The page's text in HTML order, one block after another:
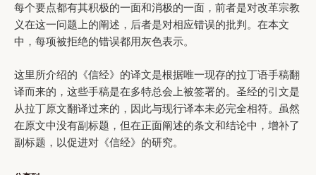
每个要点都有其积极的一面和消极的一面，前者是对改革宗教
义在这一问题上的阐述，后者是对相应错误的批判。在本文
中，每项被拒绝的错误都用灰色表示。
这里所介绍的《信经》的译文是根据唯一现存的拉丁语手稿翻
译而来的，这些手稿是在多特总会上被签署的。圣经的引文是
从拉丁原文翻译过来的，因此与现行译本未必完全相符。虽然
在原文中没有副标题，但在正面阐述的条文和结论中，增补了
副标题，以促进对《信经》的研究。